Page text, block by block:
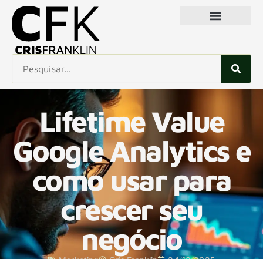
Lifetime Value
Google Analytics e
como usar para
crescer seu
negócio